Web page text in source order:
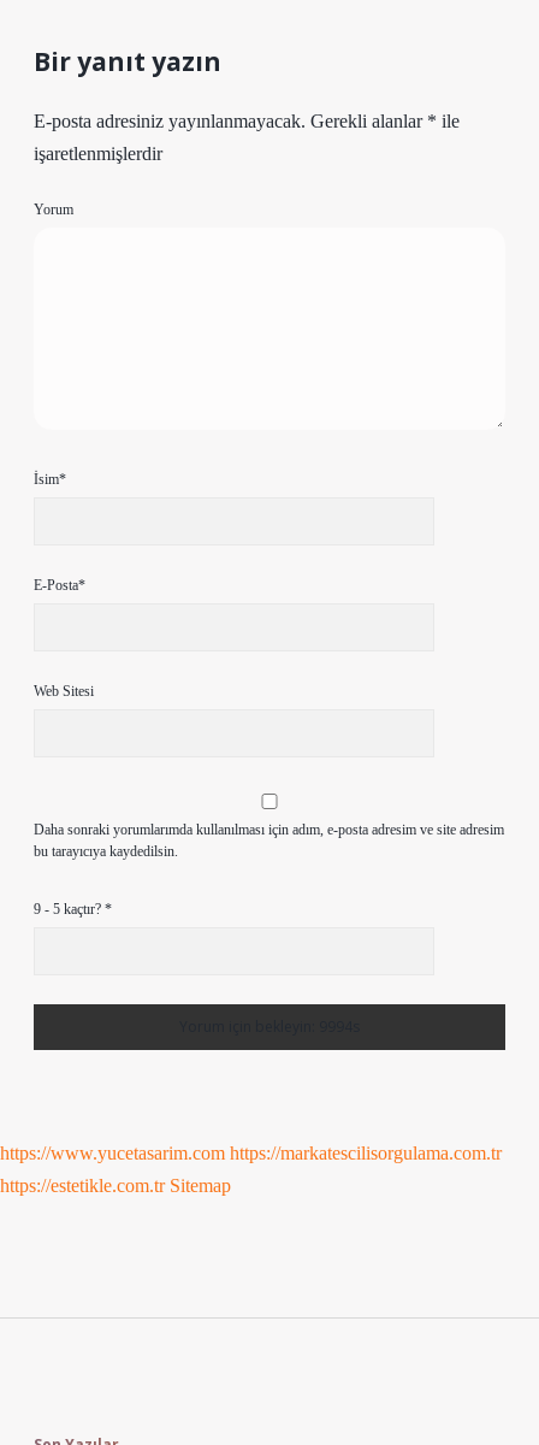
Bir yanıt yazın
E-posta adresiniz yayınlanmayacak. Gerekli alanlar * ile
işaretlenmişlerdir
Yorum
İsim*
E-Posta*
Web Sitesi
Daha sonraki yorumlarımda kullanılması için adım, e-posta adresim ve site adresim
bu tarayıcıya kaydedilsin.
9 - 5 kaçtır? *
https://www.yucetasarim.com https://markatescilisorgulama.com.tr
https://estetikle.com.tr Sitemap